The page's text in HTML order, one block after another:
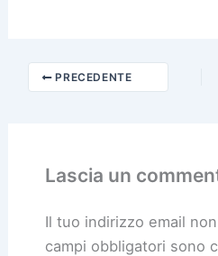
PRECEDENTE
Lascia un
Il tuo indirizzo email
campi obbligatori sono